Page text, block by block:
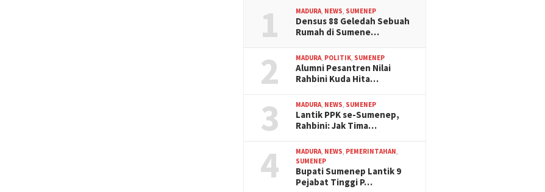
1 MADURA NEWS SUMENEP
Densus 88 Geledah Sebuah
Rumah di Sumene…
2 MADURA POLITIK SUMENEP
Alumni Pesantren Nilai
Rahbini Kuda Hita…
3 MADURA NEWS SUMENEP
Lantik PPK se-Sumenep,
Rahbini: Jak Tima…
4 MADURA NEWS PEMERINTAHAN
SUMENEP
Bupati Sumenep Lantik 9
Pejabat Tinggi P…